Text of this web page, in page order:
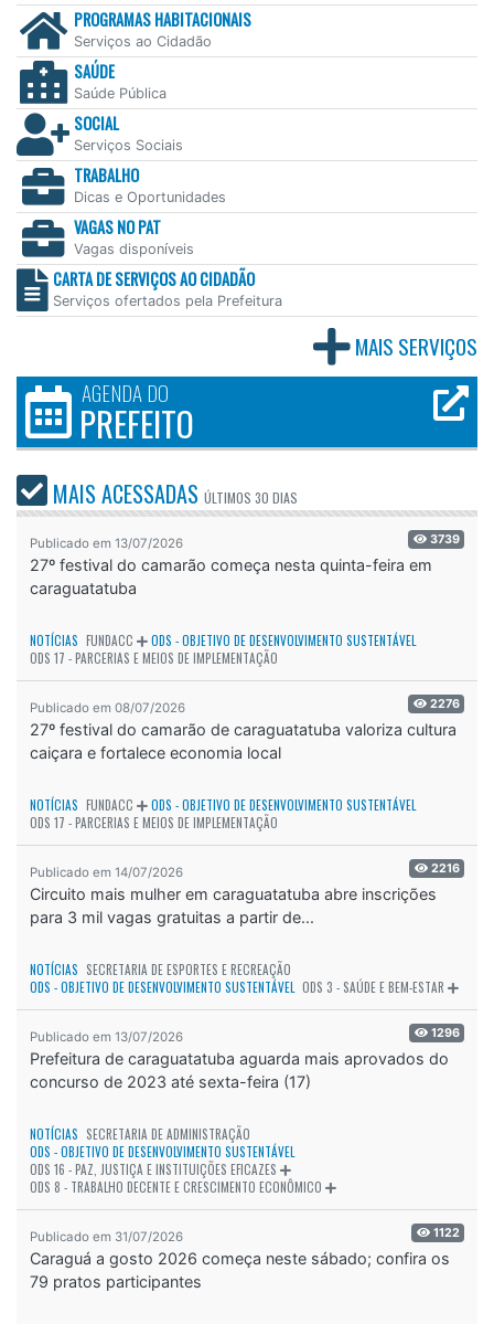
PROGRAMAS HABITACIONAIS
Serviços ao Cidadão
SAÚDE
Saúde Pública
SOCIAL
Serviços Sociais
TRABALHO
Dicas e Oportunidades
VAGAS NO PAT
Vagas disponíveis
CARTA DE SERVIÇOS AO CIDADÃO
Serviços ofertados pela Prefeitura
MAIS SERVIÇOS
AGENDA DO
PREFEITO
MAIS ACESSADAS ÚLTIMOS 30 DIAS
Publicado em 13/07/2026 3739
27º festival do camarão começa nesta quinta-feira em
caraguatatuba
NOTÍCIAS FUNDACC
ODS - OBJETIVO DE DESENVOLVIMENTO SUSTENTÁVEL
ODS 17 - PARCERIAS E MEIOS DE IMPLEMENTAÇÃO
Publicado em 08/07/2026 2276
27º festival do camarão de caraguatatuba valoriza cultura
caiçara e fortalece economia local
NOTÍCIAS FUNDACC
ODS - OBJETIVO DE DESENVOLVIMENTO SUSTENTÁVEL
ODS 17 - PARCERIAS E MEIOS DE IMPLEMENTAÇÃO
Publicado em 14/07/2026 2216
Circuito mais mulher em caraguatatuba abre inscrições
para 3 mil vagas gratuitas a partir de...
NOTÍCIAS SECRETARIA DE ESPORTES E RECREAÇÃO
ODS - OBJETIVO DE DESENVOLVIMENTO SUSTENTÁVEL ODS 3 - SAÚDE E BEM-ESTAR
Publicado em 13/07/2026 1296
Prefeitura de caraguatatuba aguarda mais aprovados do
concurso de 2023 até sexta-feira (17)
NOTÍCIAS SECRETARIA DE ADMINISTRAÇÃO
ODS - OBJETIVO DE DESENVOLVIMENTO SUSTENTÁVEL
ODS 16 - PAZ, JUSTIÇA E INSTITUIÇÕES EFICAZES
ODS 8 - TRABALHO DECENTE E CRESCIMENTO ECONÔMICO
Publicado em 31/07/2026 1122
Caraguá a gosto 2026 começa neste sábado; confira os
79 pratos participantes